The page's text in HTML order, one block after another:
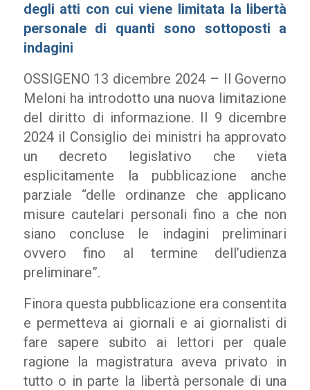
degli atti con cui viene limitata la libertà
personale di quanti sono sottoposti a
indagini
OSSIGENO 13 dicembre 2024 – Il Governo
Meloni ha introdotto una nuova limitazione
del diritto di informazione. Il 9 dicembre
2024 il Consiglio dei ministri ha approvato
un decreto legislativo che vieta
esplicitamente la pubblicazione anche
parziale “delle ordinanze che applicano
misure cautelari personali fino a che non
siano concluse le indagini preliminari
ovvero fino al termine dell’udienza
preliminare”.
Finora questa pubblicazione era consentita
e permetteva ai giornali e ai giornalisti di
fare sapere subito ai lettori per quale
ragione la magistratura aveva privato in
tutto o in parte la libertà personale di una